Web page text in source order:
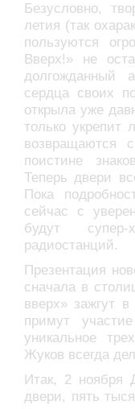
Безусловно,
летия (так
пользуются
Вверх!» не
сердца своих
открыла уже
только укрепит
возвращаются
поистине
Теперь двери
Пока
сейчас с
будут
радиостанций.
Презентация
сначала в
вверх» зажгут
примут
уникальное
Жуков всегда
Итак, 2 ноября
двери, пять